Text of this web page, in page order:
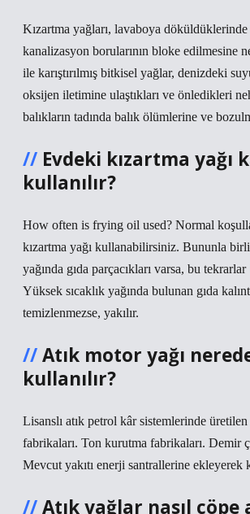
Kızartma yağları, lavaboya
kanalizasyon borularının bloke edilmesine
ile karıştırılmış bitkisel yağlar, denizdeki
oksijen iletimine ulaştıkları ve önledikleri
balıkların tadında balık ölümlerine ve
Evdeki kızartma yağı
kullanılır?
How often is frying oil used? Normal
kızartma yağı kullanabilirsiniz. Bununla
yağında gıda parçacıkları varsa, bu
Yüksek sıcaklık yağında bulunan gıda
temizlenmezse, yakılır.
Atık motor yağı
kullanılır?
Lisanslı atık petrol kâr sistemlerinde
fabrikaları. Ton kurutma fabrikaları. Demir
Mevcut yakıtı enerji santrallerine ekleyerek
Atık yağlar nasıl çöpe